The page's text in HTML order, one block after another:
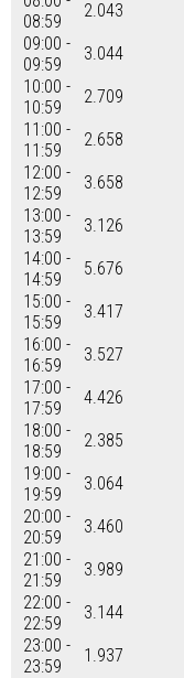
08:59
2.043
09:00 -
09:59
3.044
10:00 -
10:59
2.709
11:00 -
11:59
2.658
12:00 -
12:59
3.658
13:00 -
13:59
3.126
14:00 -
14:59
5.676
15:00 -
15:59
3.417
16:00 -
16:59
3.527
17:00 -
17:59
4.426
18:00 -
18:59
2.385
19:00 -
19:59
3.064
20:00 -
20:59
3.460
21:00 -
21:59
3.989
22:00 -
22:59
3.144
23:00 -
23:59
1.937